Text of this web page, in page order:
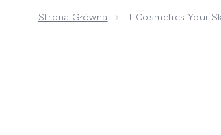
Strona Główna IT Cosmetics Your